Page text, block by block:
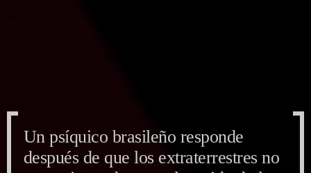
Un psíquico brasileño responde
después de que los extraterrestres no
Un psíquico brasileño responde
después de que los extraterrestres no
Un psíquico brasileño responde
después de que los extraterrestres no